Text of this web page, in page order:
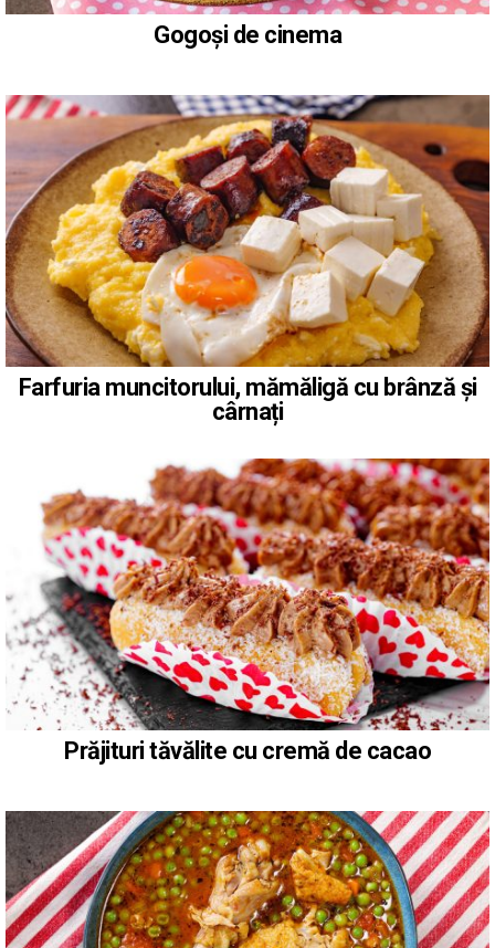
Gogoși de cinema
Farfuria muncitorului, mămăligă cu brânză și
cârnați
Prăjituri tăvălite cu cremă de cacao